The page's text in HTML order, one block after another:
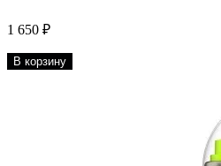
1 650 ₽
В корзину